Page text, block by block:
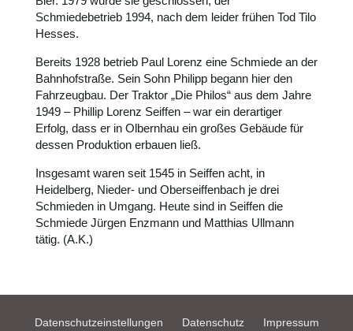
Schmiedebetrieb 1994, nach dem leider frühen Tod Tilo
Hesses.
Bereits 1928 betrieb Paul Lorenz eine Schmiede an der
Bahnhofstraße. Sein Sohn Philipp begann hier den
Fahrzeugbau. Der Traktor „Die Philos“ aus dem Jahre
1949 – Phillip Lorenz Seiffen – war ein derartiger
Erfolg, dass er in Olbernhau ein großes Gebäude für
dessen Produktion erbauen ließ.
Insgesamt waren seit 1545 in Seiffen acht, in
Heidelberg, Nieder- und Oberseiffenbach je drei
Schmieden in Umgang. Heute sind in Seiffen die
Schmiede Jürgen Enzmann und Matthias Ullmann
tätig. (A.K.)
Datenschutzeinstellungen Datenschutz Impressum